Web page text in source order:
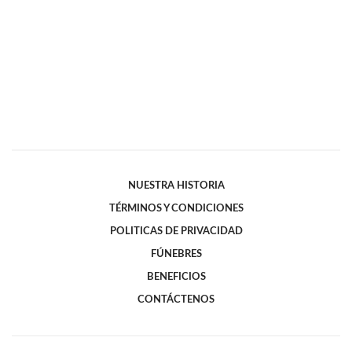
NUESTRA HISTORIA
TÉRMINOS Y CONDICIONES
POLITICAS DE PRIVACIDAD
FÚNEBRES
BENEFICIOS
CONTÁCTENOS